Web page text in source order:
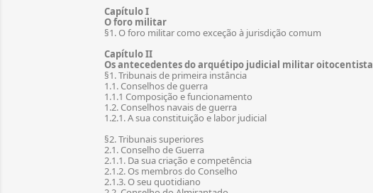
Capítulo I
O foro militar
§1. O foro militar como exceção à jurisdição comum
Capítulo II
Os antecedentes do arquétipo judicial militar oitocentista
§1. Tribunais de primeira instância
1.1. Conselhos de guerra
1.1.1 Composição e funcionamento
1.2. Conselhos navais de guerra
1.2.1. A sua constituição e labor judicial
§2. Tribunais superiores
2.1. Conselho de Guerra
2.1.1. Da sua criação e competência
2.1.2. Os membros do Conselho
2.1.3. O seu quotidiano